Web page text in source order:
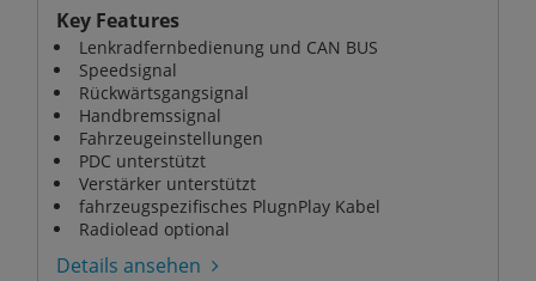
Key Features
Lenkradfernbedienung und CAN BUS
Speedsignal
Rückwärtsgangsignal
Handbremssignal
Fahrzeugeinstellungen
PDC unterstützt
Verstärker unterstützt
fahrzeugspezifisches PlugnPlay Kabel
Radiolead optional
Details ansehen